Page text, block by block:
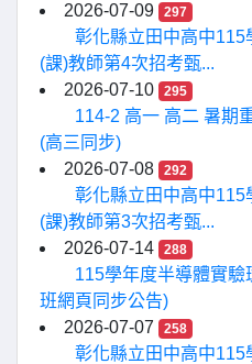
2026-07-09
297
彰化縣立田中高中115
(課)教師第4次招考甄...
2026-07-10
295
114-2 高一 高二 暑期
(高三同步)
2026-07-08
292
彰化縣立田中高中115
(課)教師第3次招考甄...
2026-07-14
288
115學年度半導體實
班網頁同步公告)
2026-07-07
258
彰化縣立田中高中115